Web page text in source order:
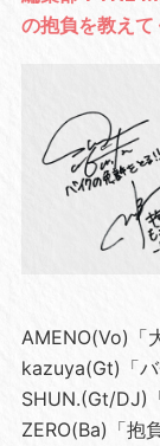
の抱負を教えて
AMENO(Vo)「
kazuya(Gt)「バ
SHUN.(Gt/DJ)
ZERO(Ba)「抱